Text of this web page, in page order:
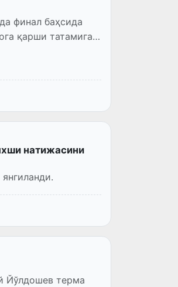
финал баҳсида
қарши татамига
натижасини
Йўлдошев терма